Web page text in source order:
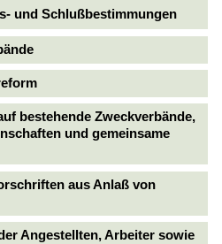
und Schlußbestimmungen
bestehende Zweckverbände,
und gemeinsame
aus Anlaß von
Angestellten, Arbeiter sowie